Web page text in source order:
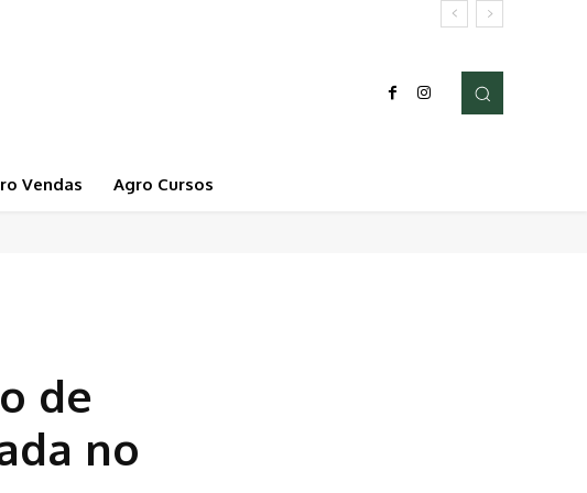
Vendas Agro Cursos
de
no